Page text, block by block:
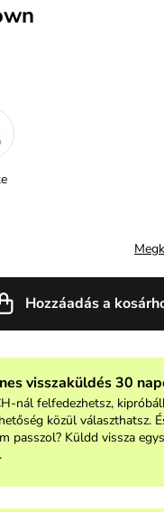
Hozzáadás a
visszaküldés 30
nál felfedezhetsz,
közül választhatsz.
passzol? Küldd vissza